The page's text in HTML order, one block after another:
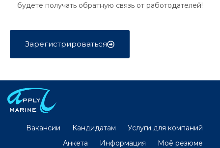
будете получать обратную связь от работодателей!
Зарегистрироваться
Вакансии Кандидатам
Услуги для компаний
Анкета
Информация
Моё резюме